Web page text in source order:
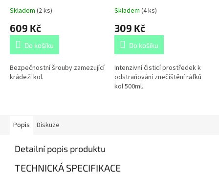
Skladem (2 ks)
609 Kč
Do košíku
Bezpečnostní šrouby zamezující
krádeži kol.
Skladem (4 ks)
309 Kč
Do košíku
Intenzivní čisticí prostředek k
odstraňování znečištění ráfků
kol 500ml.
Popis Diskuze
Detailní popis produktu
TECHNICKÁ SPECIFIKACE